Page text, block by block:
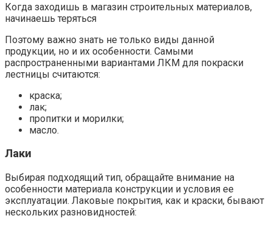
Когда заходишь в магазин строительных материалов,
начинаешь теряться
Поэтому важно знать не только виды данной
продукции, но и их особенности. Самыми
распространенными вариантами ЛКМ для покраски
лестницы считаются:
краска;
лак;
пропитки и морилки;
масло.
Лаки
Выбирая подходящий тип, обращайте внимание на
особенности материала конструкции и условия ее
эксплуатации. Лаковые покрытия, как и краски, бывают
нескольких разновидностей: